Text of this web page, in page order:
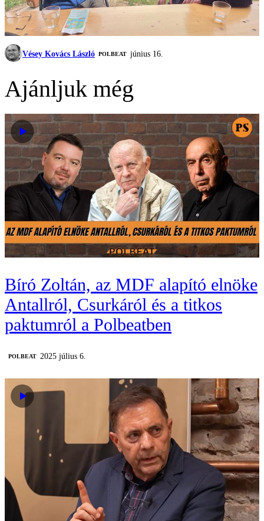
Vésey Kovács László ‎POLBEAT június 16.
Ajánljuk még
Bíró Zoltán, az MDF alapító elnöke
Antallról, Csurkáról és a titkos
paktumról a Polbeatben
‎POLBEAT 2025 július 6.